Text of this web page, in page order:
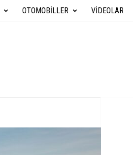
OTOMOBILLER VIDEOLAR